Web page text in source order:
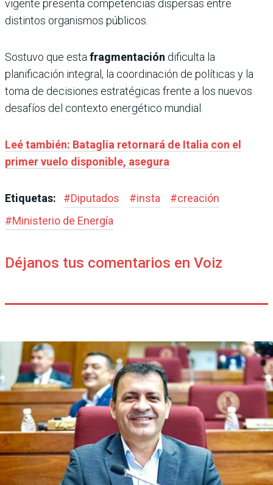
vigente presenta competencias dispersas entre
distintos organismos públicos.
Sostuvo que esta fragmentación dificulta la
planificación integral, la coordinación de políticas y la
toma de decisiones estratégicas frente a los nuevos
desafíos del contexto energético mundial.
Leé también: Bataglia retornará de Italia con el
primer vuelo disponible, asegura
Etiquetas: #Diputados #insta #creación
#Ministerio de Energía
Déjanos tus comentarios en Voiz